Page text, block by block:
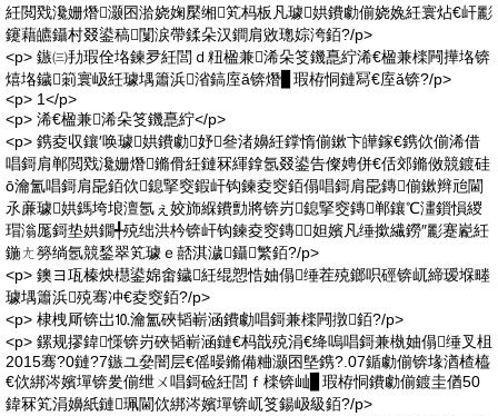
紝閲戣瀺姗熸灏囨湁娆婅檿缃笂杩板凡璩娂鐨勮偂娆婏紝寰炶€屽彲
鑳藉皫鑷村叕鍙稿闅涙帶鍒朵汉鐧肩敓璁婃洿銆?/p>
<p> 鏃㈢劧瑕佺垎鍊夛紝閭ｄ粈楹兼浠朵笅鐖嗭紵浠€楹兼檪闁撶垎锛
熺垎鐬箣寰岋紝璩堣簫浜渻鎬庢ǎ锛熸▊瑕栫恫鏈冩€庢ǎ锛?/p>
<p> 1</p>
<p> 浠€楹兼浠朵笅鐖嗭紵</p>
<p> 鎸夌収鑲′唤璩娂鐨勮妤叄渚嬶紝鐣惰偂鏉卞皣鎵€鎸佽偂浠借
唱鎶肩郸閲戣瀺姗熸鏅傦紝鏈冧緷鎿氬叕鍙告儏娉併€佸郊鏅傚競鍍硅
ō瀹氳唱鎶肩巼銆佽鎴掔窔鍜屽钩鍊夌窔銆傝唱鎶肩巼鏄偂鏉辫兘閫
氶亷璩娂鎷垮埌澶氬ぇ姣斾緥鐨勯將锛岃鎴掔窔鏄郸鑲℃澅鎻愪緵
瑁滃厖鎶垫娂鐗╃殑绌洪枔锛屽钩鍊夌窔鏄妲嬪凡缍撳繊鐒″彲蹇嶏紝
鍦ㄤ簩绱氬競鍫翠笂璩ｅ嚭淇濊鑷繁銆?/p>
<p> 鐭ヨ瓨榛炴櫘鍙婂畬鐬紝绲愬悎妯傝缍茬殑鎯呮硜锛屼締瑷堢畻
璩堣簫浜殑骞冲€夌窔銆?/p>
<p> 棣栧厛锛岀⒑瀹氳硤韬嶄涵鐨勮唱鎶兼檪闁撴銆?/p>
<p> 鏍规摎鍏憡锛岃硤韬嶄涵鏈€杩戠殑涓€绛嗚唱鎶兼槸妯傝缍叉柤
2015骞?0鏈?7鏃ユ姭闇层€傜暥鏅備粬灏囨墍鎸?.07鍎勮偂锛堟湭楂橀
€佽綁涔嬪墠锛夎偂绁ㄨ唱鎶硷紝閭ｆ檪锛屾▊瑕栫恫鐨勮偂鍍圭偤50
鍏冧笂涓嬶紙鏈珮閫佽綁涔嬪墠锛屼笅鍚岋級銆?/p>